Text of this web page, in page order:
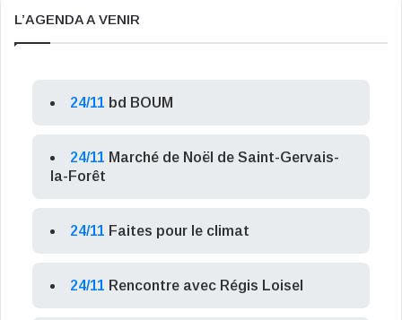
L’AGENDA A VENIR
24/11 bd BOUM
24/11 Marché de Noël de Saint-Gervais-
la-Forêt
24/11 Faites pour le climat
24/11 Rencontre avec Régis Loisel